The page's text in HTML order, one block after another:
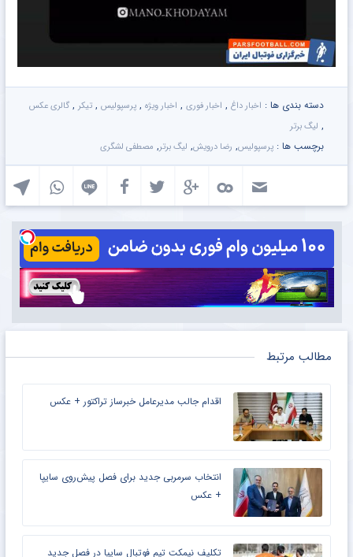
دسته بندی ها : اخبار داغ , اخبار فوری , اخبار ویژه , پرسپولیس , تیکر , گالری عکس
, لیگ برتر
برچسب ها : پرسپولیس, رضا درویش, لیگ برتر, مصطفی لشگری
مطالب مرتبط
اقدام جالب مدیرعامل خبرساز تراکتور + عکس
انتخاب سرمربی جدید برای فصل پیش‌روی سایپا
+ عکس
تکلیف نیمکت تیم فوتبال سایپا در فصل جدید